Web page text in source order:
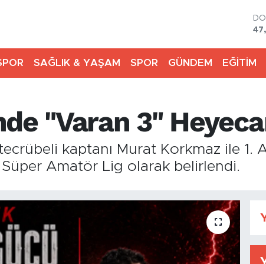
SAĞLIK & YAŞAM SPOR GÜNDEM EĞİTİM
"Varan 3"
kaptanı Murat Korkmaz ile 1.
Amatör Lig olarak belirlendi.